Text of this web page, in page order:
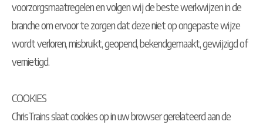
voorzorgsmaatregelen en volgen wij de beste werkwijzen in de
branche om ervoor te zorgen dat deze niet op ongepaste wijze
wordt verloren, misbruikt, geopend, bekendgemaakt, gewijzigd of
vernietigd.
COOKIES
ChrisTrains slaat cookies op in uw browser gerelateerd aan de